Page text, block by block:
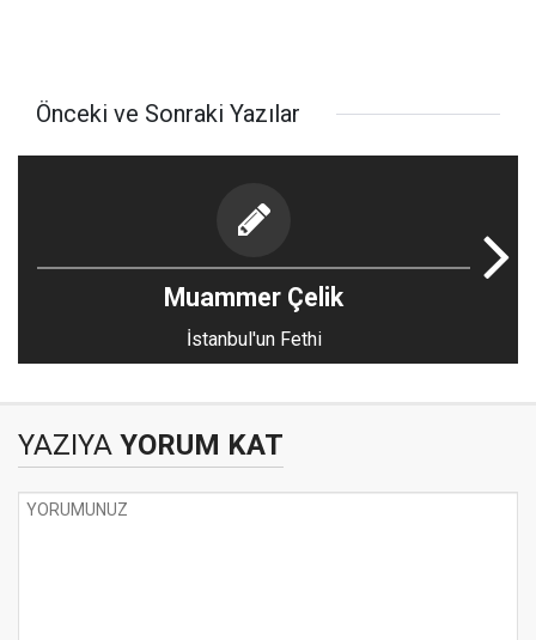
Önceki ve Sonraki Yazılar
Muammer Çelik
İstanbul'un Fethi
YAZIYA YORUM KAT